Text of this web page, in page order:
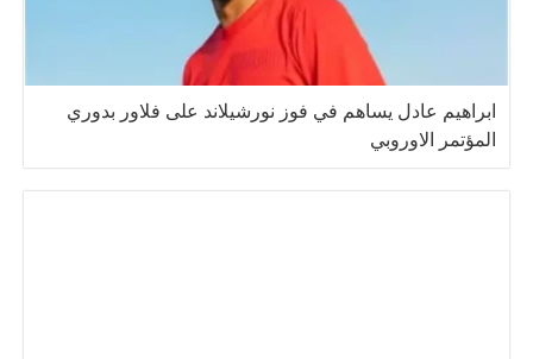
ابراهيم عادل يساهم في فوز نورشيلاند على فلاور بدوري
المؤتمر الاوروبي